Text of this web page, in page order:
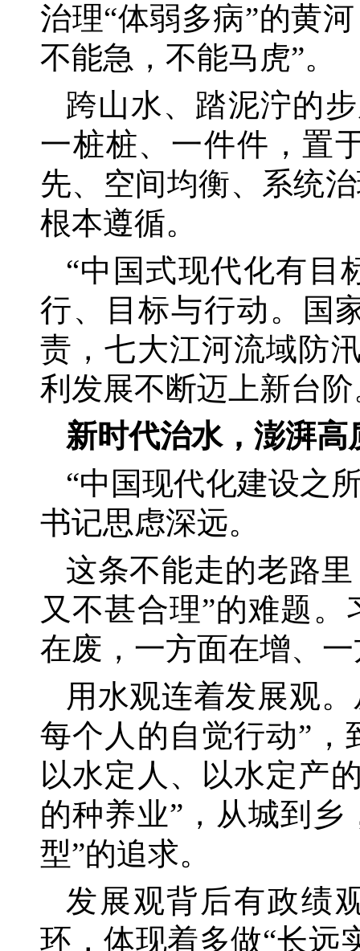
治理“体弱多病”的黄
不能急，不能马虎”。
跨山水、踏泥泞的
一桩桩、一件件，置
先、空间均衡、系统
根本遵循。
“中国式现代化有目
行、目标与行动。国
责，七大江河流域防
利发展不断迈上新台
新时代治水，澎湃
“中国现代化建设之
书记思虑深远。
这条不能走的老路
又不甚合理”的难题
在废，一方面在增、
用水观连着发展观
每个人的自觉行动”，
以水定人、以水定产
的种养业”，从城到
型”的追求。
发展观背后有政绩
环，体现着多做“长远